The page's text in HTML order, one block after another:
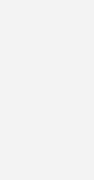
mit dem
von uns
gebündelt und
damit einverstanden, über
eine Abmeldung ist
mit Daten finden Sie